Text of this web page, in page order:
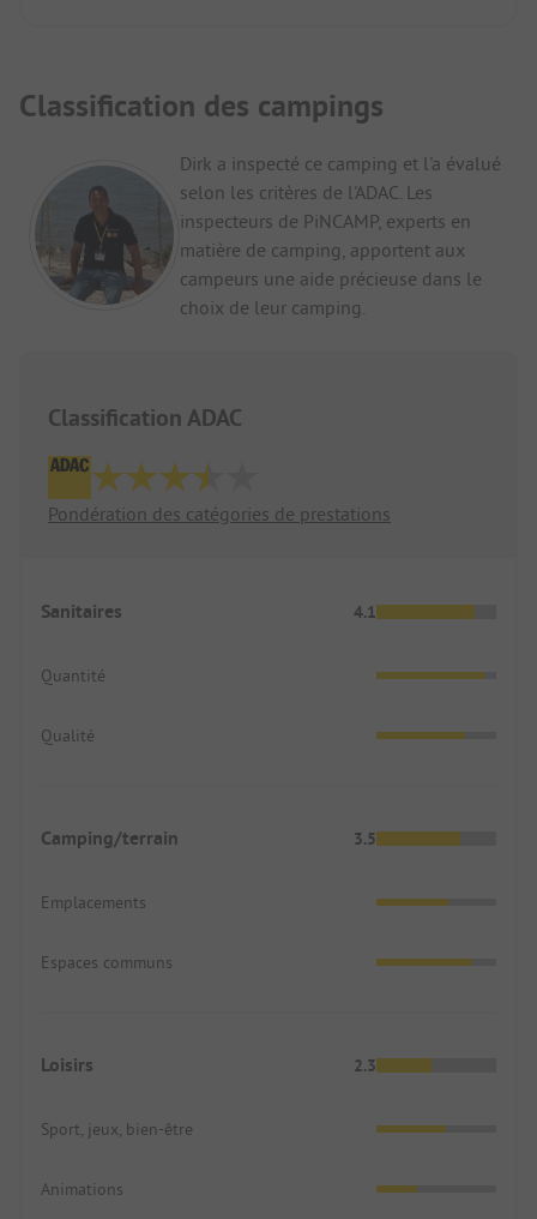
Classification des campings
Dirk a inspecté ce camping et l'a évalué
selon les critères de l'ADAC. Les
inspecteurs de PiNCAMP, experts en
matière de camping, apportent aux
campeurs une aide précieuse dans le
choix de leur camping.
Classification ADAC
Pondération des catégories de prestations
Sanitaires 4.1
Quantité
Qualité
Camping/terrain 3.5
Emplacements
Espaces communs
Loisirs 2.3
Sport, jeux, bien-être
Animations